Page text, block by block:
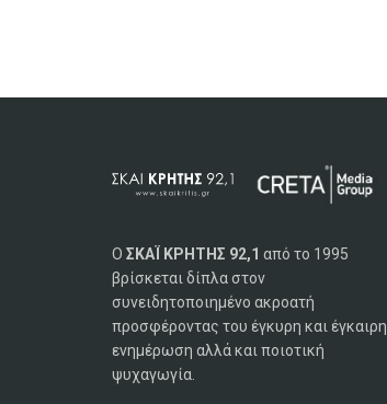
Ο ΣΚΑΪ ΚΡΗΤΗΣ 92,1 από το 1995
βρίσκεται δίπλα στον
συνειδητοποιημένο ακροατή
προσφέροντας του έγκυρη και έγκαιρη
ενημέρωση αλλά και ποιοτική
ψυχαγωγία.